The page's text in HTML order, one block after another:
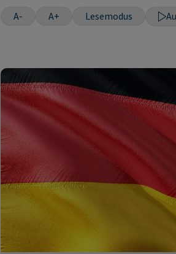
A- A+ Lesemodus